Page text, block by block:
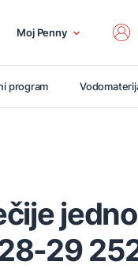
Moj Penny
program
29